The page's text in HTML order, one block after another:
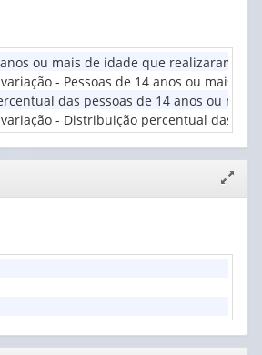
Condição
no
domicílio
(1)
anos ou mais de idade que realizaram
- Pessoas de 14 anos ou mais
das pessoas de 14 anos ou
- Distribuição percentual das
janela